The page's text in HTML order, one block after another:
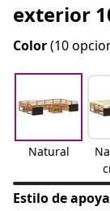
exterior
Color(10
Natural
Estilo de